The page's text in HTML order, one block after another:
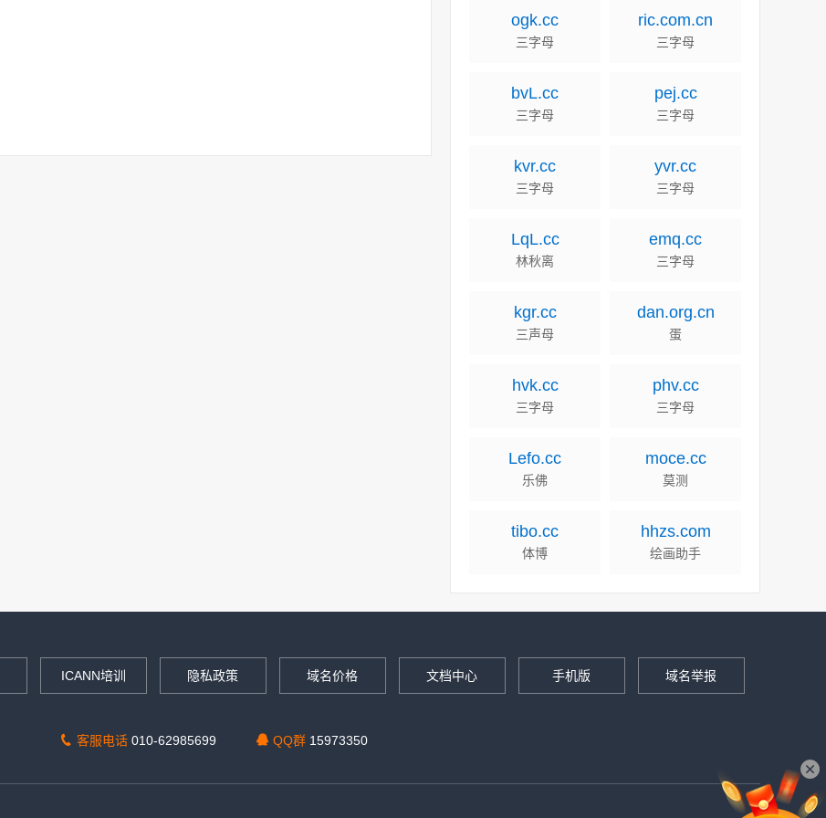
ogk.cc
三字母
ric.com.cn
三字母
bvL.cc
三字母
pej.cc
三字母
kvr.cc
三字母
yvr.cc
三字母
LqL.cc
林秋离
emq.cc
三字母
kgr.cc
三声母
dan.org.cn
蛋
hvk.cc
三字母
phv.cc
三字母
Lefo.cc
乐佛
moce.cc
莫测
tibo.cc
体博
hhzs.com
绘画助手
ICANN培训 隐私政策 域名价格 文档中心 手机版 域名举报
客服电话 010-62985699 QQ群 15973350